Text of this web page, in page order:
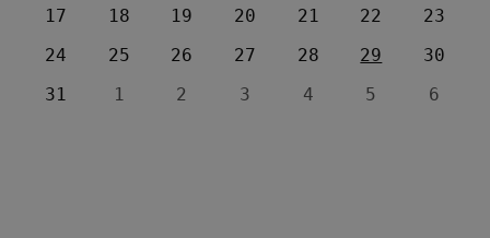
17
18 19 20 21 22
23
24
25 26 27 28 29
30
31
1 2 3 4 5 6